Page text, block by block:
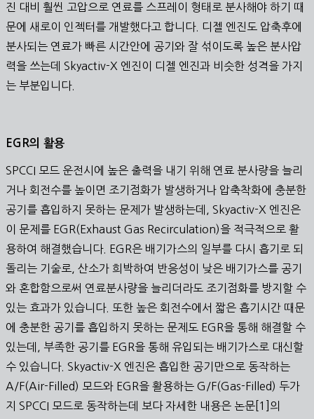
진 대비 훨씬 고압으로 연료를 스프레이 형태로 분사해야 하기 때
문에 새로이 인젝터를 개발했다고 합니다. 디젤 엔진도 압축후에
분사되는 연료가 빠른 시간안에 공기와 잘 섞이도록 높은 분사압
력을 쓰는데 Skyactiv-X 엔진이 디젤 엔진과 비슷한 성격을 가지
는 부분입니다.
EGR의 활용
SPCCI 모드 운전시에 높은 출력을 내기 위해 연료 분사량을 늘리
거나 회전수를 높이면 조기점화가 발생하거나 압축착화에 충분한
공기를 흡입하지 못하는 문제가 발생하는데, Skyactiv-X 엔진은
이 문제를 EGR(Exhaust Gas Recirculation)을 적극적으로 활
용하여 해결했습니다. EGR은 배기가스의 일부를 다시 흡기로 되
돌리는 기술로, 산소가 희박하여 반응성이 낮은 배기가스를 공기
와 혼합함으로써 연료분사량을 늘리더라도 조기점화를 방지할 수
있는 효과가 있습니다. 또한 높은 회전수에서 짧은 흡기시간 때문
에 충분한 공기를 흡입하지 못하는 문제도 EGR을 통해 해결할 수
있는데, 부족한 공기를 EGR을 통해 유입되는 배기가스로 대신할
수 있습니다. Skyactiv-X 엔진은 흡입한 공기만으로 동작하는
A/F(Air-Filled) 모드와 EGR을 활용하는 G/F(Gas-Filled) 두가
지 SPCCI 모드로 동작하는데 보다 자세한 내용은 논문[1]의